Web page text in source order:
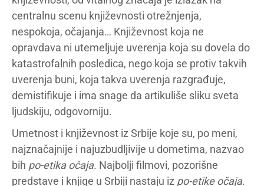
centralnu scenu književnosti otrežnjenja,
nespokoja, očajanja… Književnost koja ne
opravdava ni utemeljuje uverenja koja su dovela do
katastrofalnih posledica, nego koja se protiv takvih
uverenja buni, koja takva uverenja razgrađuje,
demistifikuje i ima snage da artikuliše sliku sveta
ljudskiju, odgovorniju.
Umetnost i književnost iz Srbije koje su, po meni,
najznačajnije i najuzbudljivije u dometima, nazvao
bih po-etika očaja. Najbolji filmovi, pozorišne
predstave i knjige u Srbiji nastaju iz po-etike očaja.